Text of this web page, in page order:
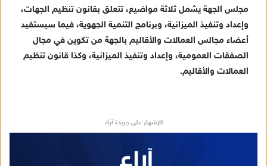
مجلس الجهة يشمل ثلاثة مواضيع، تتعلق بقانون تنظيم الجهات،
وإعداد وتنفيذ الميزانية، وبرنامج التنمية الجهوية، فيما سيستفيد
أعضاء مجالس العمالات والأقاليم بالجهة من تكوين في مجال
الصفقات العمومية، وإعداد وتنفيذ الميزانية، وكذا قانون تنظيم
العمالات والأقاليم.
للإشهار على جريدة آراء